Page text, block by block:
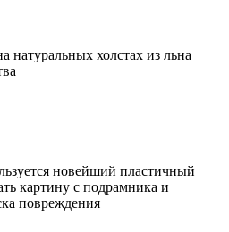
холстах из льна
новейший пластичный
картину с подрамника и
повреждения